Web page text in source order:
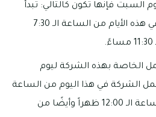
السبت فإنها تكون كالتالي: تبدأ
ساعات عمل الشركة في هذه الأيام من الساعة الـ 7:30
الخاصة بهذه الشركة ليوم
الشركة في هذا اليوم من الساعة
الـ 7:00 صباحًا وحتى الساعة الـ 12:00 ظهراً وأيضًا من